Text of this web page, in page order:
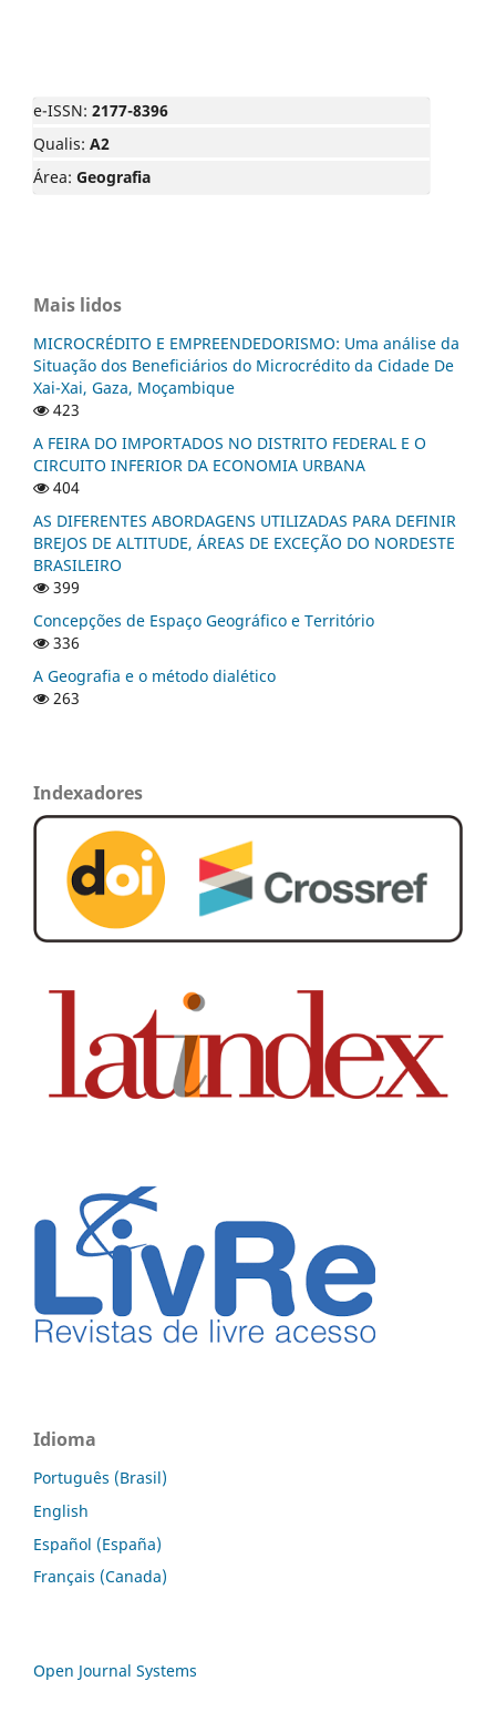
e-ISSN: 2177-8396
Qualis: A2
Área: Geografia
Mais lidos
MICROCRÉDITO E EMPREENDEDORISMO: Uma análise da
Situação dos Beneficiários do Microcrédito da Cidade De
Xai-Xai, Gaza, Moçambique
423
A FEIRA DO IMPORTADOS NO DISTRITO FEDERAL E O
CIRCUITO INFERIOR DA ECONOMIA URBANA
404
AS DIFERENTES ABORDAGENS UTILIZADAS PARA DEFINIR
BREJOS DE ALTITUDE, ÁREAS DE EXCEÇÃO DO NORDESTE
BRASILEIRO
399
Concepções de Espaço Geográfico e Território
336
A Geografia e o método dialético
263
Indexadores
Idioma
Português (Brasil)
English
Español (España)
Français (Canada)
Open Journal Systems